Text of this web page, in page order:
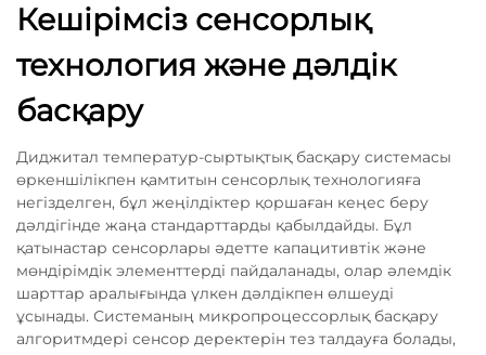
Кешірімсіз сенсорлық
технология және дәлдік
басқару
Диджитал температур-сыртықтық басқару системасы
өркеншілікпен қамтитын сенсорлық технологияға
негізделген, бұл жеңілдіктер қоршаған кеңес беру
дәлдігінде жаңа стандарттарды қабылдайды. Бұл
қатынастар сенсорлары әдетте капацитивтік және
мөндірімдік элементтерді пайдаланады, олар әлемдік
шарттар аралығында үлкен дәлдікпен өлшеуді
ұсынады. Системаның микропроцессорлық басқару
алгоритмдері сенсор деректерін тез талдауға болады,